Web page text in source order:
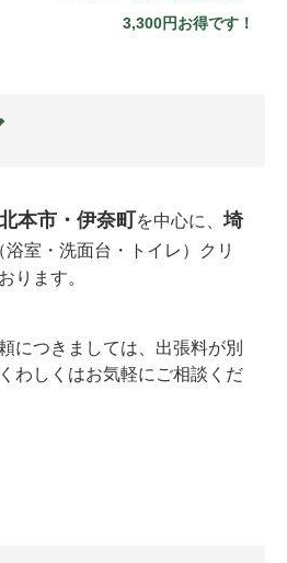
3,300円お得です！
本市・伊奈町 を中心に、埼
浴室・洗面台・トイレ）クリ
ります。
につきましては、出張料が別
わしくはお気軽にご相談くだ